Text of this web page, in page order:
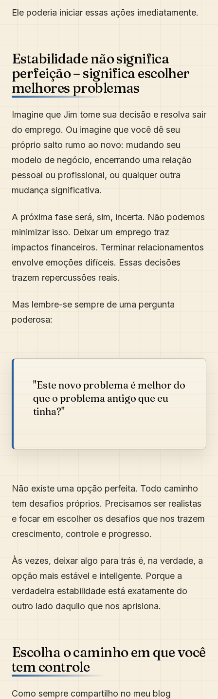
Ele poderia iniciar essas ações imediatamente.
Estabilidade não significa
perfeição – significa escolher
melhores problemas
Imagine que Jim tome sua decisão e resolva sair
do emprego. Ou imagine que você dê seu
próprio salto rumo ao novo: mudando seu
modelo de negócio, encerrando uma relação
pessoal ou profissional, ou qualquer outra
mudança significativa.
A próxima fase será, sim, incerta. Não podemos
minimizar isso. Deixar um emprego traz
impactos financeiros. Terminar relacionamentos
envolve emoções difíceis. Essas decisões
trazem repercussões reais.
Mas lembre-se sempre de uma pergunta
poderosa:
"Este novo problema é melhor do
que o problema antigo que eu
tinha?"
Não existe uma opção perfeita. Todo caminho
tem desafios próprios. Precisamos ser realistas
e focar em escolher os desafios que nos trazem
crescimento, controle e progresso.
Às vezes, deixar algo para trás é, na verdade, a
opção mais estável e inteligente. Porque a
verdadeira estabilidade está exatamente do
outro lado daquilo que nos aprisiona.
Escolha o caminho em que você
tem controle
Como sempre compartilho no meu blog